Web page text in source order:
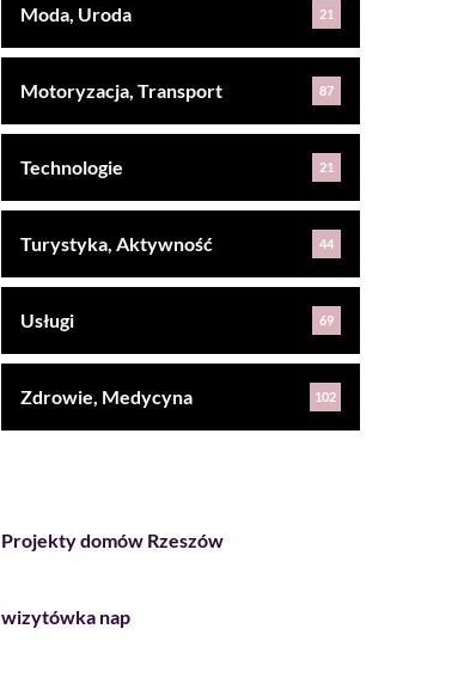
Moda, Uroda 21
Motoryzacja, Transport 87
Technologie 21
Turystyka, Aktywność 44
Usługi 69
Zdrowie, Medycyna 102
Projekty domów Rzeszów
wizytówka nap